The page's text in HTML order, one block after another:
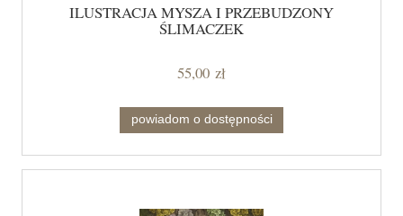
ILUSTRACJA MYSZA I PRZEBUDZONY
ŚLIMACZEK
55,00 zł
powiadom o dostępności